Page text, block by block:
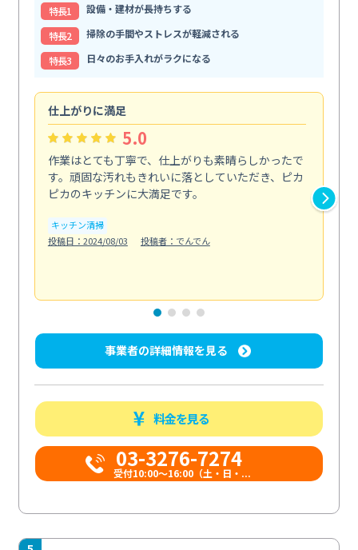
特⻑1
設備・建材が長持ちする
特⻑2
掃除の手間やストレスが軽減される
特⻑3
日々のお手入れがラクになる
仕上がりに満足
5.0
作業はとても丁寧で、仕上がりも素晴らしかったで
す。頑固な汚れもきれいに落としていただき、ピカ
ピカのキッチンに大満足です。
キッチン清掃
投稿日：2024/08/03
投稿者：でんでん
事業者の詳細情報を見る
料金を見る
03-3276-7274
受付10:00〜16:00（土・日・...